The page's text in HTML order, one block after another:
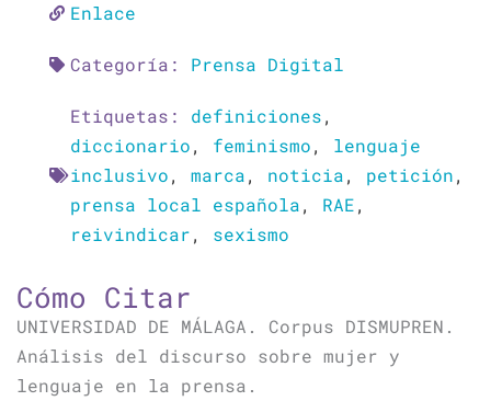
Enlace
Categoría: Prensa Digital
Etiquetas: definiciones,
diccionario, feminismo, lenguaje
inclusivo, marca, noticia, petición,
prensa local española, RAE,
reivindicar, sexismo
Cómo Citar
UNIVERSIDAD DE MÁLAGA. Corpus DISMUPREN.
Análisis del discurso sobre mujer y
lenguaje en la prensa.